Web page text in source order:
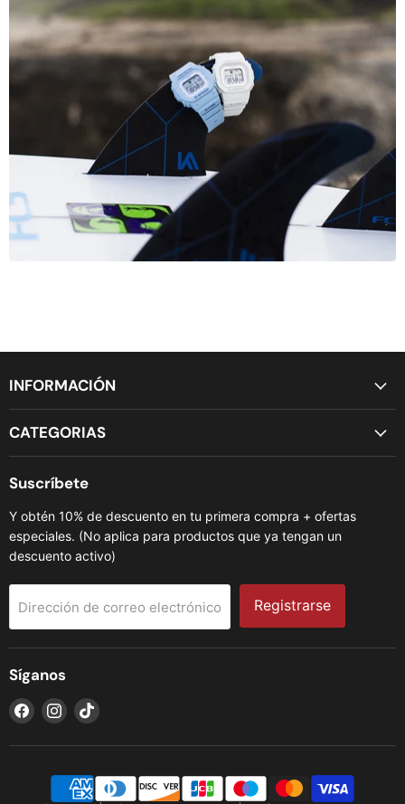
INFORMACIÓN
CATEGORIAS
Suscríbete
Y obtén 10% de descuento en tu primera compra + ofertas
especiales. (No aplica para productos que ya tengan un
descuento activo)
Dirección de correo electrónico Registrarse
Síganos
Encuéntrenos
en
Facebook
Encuéntrenos
en
Instagram
Encuéntrenos
TikTok